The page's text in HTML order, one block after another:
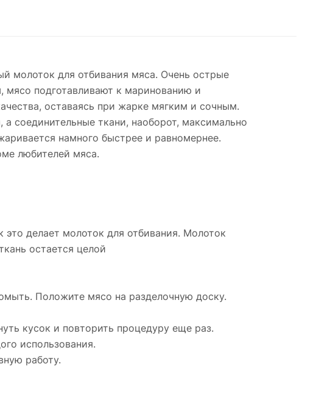
молоток для отбивания мяса. Очень острые
мясо подготавливают к маринованию и
оставаясь при жарке мягким и сочным.
соединительные ткани, наоборот, максимально
намного быстрее и равномернее.
любителей мяса.
это делает молоток для отбивания. Молоток
остается целой
Положите мясо на разделочную доску.
кусок и повторить процедуру еще раз.
использования.
работу.